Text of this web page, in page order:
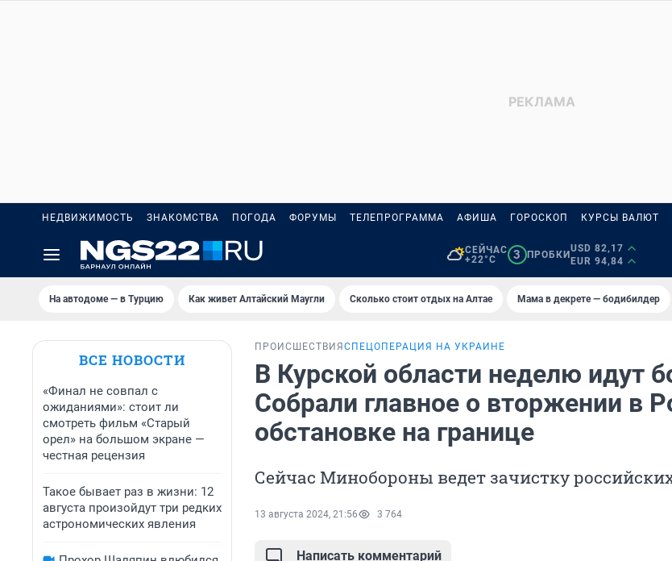
НЕДВИЖИМОСТЬ ЗНАКОМСТВА ПОГОДА ФОРУМЫ ТЕЛЕПРОГРАММА АФИША ГОРОСКОП КУРСЫ ВАЛЮТ
СЕЙЧАС
+22°C
3 ПРОБКИ
USD 82,17
EUR 94,84
На автодоме — в Турцию Как живет Алтайский Маугли Сколько стоит отдых на Алтае Мама в декрете — бодибилдер
ВСЕ НОВОСТИ
«Финал не совпал с
ожиданиями»: стоит ли
смотреть фильм «Старый
орел» на большом экране —
честная рецензия
Такое бывает раз в жизни: 12
августа произойдут три редких
астрономических явления
ПРОИСШЕСТВИЯ СПЕЦОПЕРАЦИЯ НА УКРАИНЕ
В Курской области неделю идут
Собрали главное о вторжении в
обстановке на границе
Сейчас Минобороны ведет зачистку
13 августа 2024, 21:56 3 764
Написать комментарий